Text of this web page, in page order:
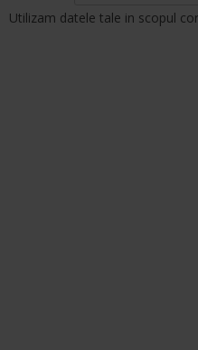
Utilizam datele tale in scopul